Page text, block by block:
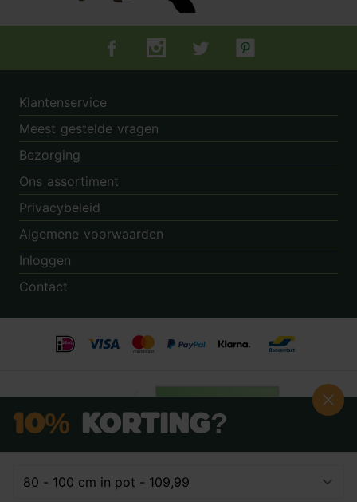
Tuincentrum.nl op Facebook
Tuincentrum.nl op Instagram
Tuincentrum.nl op Twitter
Tuincentrum.nl op
Klantenservice
Meest gestelde vragen
Bezorging
Ons assortiment
Privacybeleid
Algemene voorwaarden
Inloggen
Contact
10% Korting?